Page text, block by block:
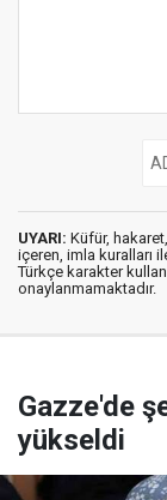
UYARI: Küfür,
içeren, imla kuralları
Türkçe karakter
onaylanmamaktadır.
Gazze'de
yükseldi